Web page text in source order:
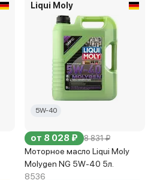
Liqui Moly
5W-40
от 8 028 ₽ 8 831 ₽
Моторное масло Liqui Moly
Molygen NG 5W-40 5л.
8536